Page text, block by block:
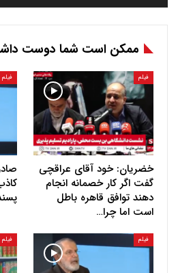
ممکن است شما دوست
فیلم
خضریان: خود آقای عراقچی
گفت اگر کار خصمانه انجام
دهند توافق قاهره باطل
است اما چرا…
فیلم
فیلم فیلم